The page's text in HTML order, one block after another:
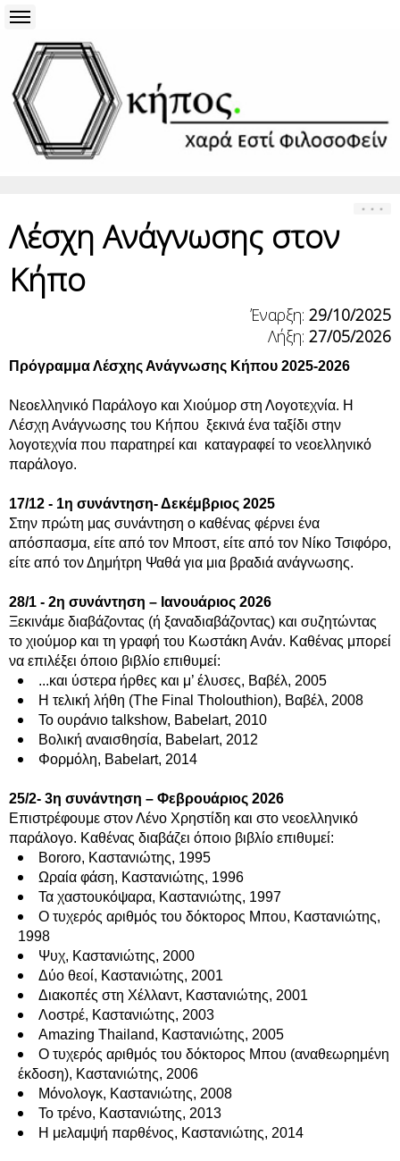
Λέσχη Ανάγνωσης στον
Κήπο
Έναρξη: 29/10/2025
Λήξη: 27/05/2026
Πρόγραμμα Λέσχης Ανάγνωσης Κήπου 2025-2026
Νεοελληνικό Παράλογο και Χιούμορ στη Λογοτεχνία. Η
Λέσχη Ανάγνωσης του Κήπου ξεκινά ένα ταξίδι στην
λογοτεχνία που παρατηρεί και καταγραφεί το νεοελληνικό
παράλογο.
17/12 - 1η συνάντηση- Δεκέμβριος 2025
Στην πρώτη μας συνάντηση ο καθένας φέρνει ένα
απόσπασμα, είτε από τον Μποστ, είτε από τον Νίκο Τσιφόρο,
είτε από τον Δημήτρη Ψαθά για μια βραδιά ανάγνωσης.
28/1 - 2η συνάντηση – Ιανουάριος 2026
Ξεκινάμε διαβάζοντας (ή ξαναδιαβάζοντας) και συζητώντας
το χιούμορ και τη γραφή του Κωστάκη Ανάν. Καθένας μπορεί
να επιλέξει όποιο βιβλίο επιθυμεί:
...και ύστερα ήρθες και μ’ έλυσες, Βαβέλ, 2005
Η τελική λήθη (The Final Tholouthion), Βαβέλ, 2008
Το ουράνιο talkshow, Babelart, 2010
Βολική αναισθησία, Babelart, 2012
Φορμόλη, Babelart, 2014
25/2- 3η συνάντηση – Φεβρουάριος 2026
Επιστρέφουμε στον Λένο Χρηστίδη και στο νεοελληνικό
παράλογο. Καθένας διαβάζει όποιο βιβλίο επιθυμεί:
Bororo, Καστανιώτης, 1995
Ωραία φάση, Καστανιώτης, 1996
Τα χαστουκόψαρα, Καστανιώτης, 1997
Ο τυχερός αριθμός του δόκτορος Μπου, Καστανιώτης,
1998
Ψυχ, Καστανιώτης, 2000
Δύο θεοί, Καστανιώτης, 2001
Διακοπές στη Χέλλαντ, Καστανιώτης, 2001
Λοστρέ, Καστανιώτης, 2003
Amazing Thailand, Καστανιώτης, 2005
Ο τυχερός αριθμός του δόκτορος Μπου (αναθεωρημένη
έκδοση), Καστανιώτης, 2006
Μόνολογκ, Καστανιώτης, 2008
Το τρένο, Καστανιώτης, 2013
Η μελαμψή παρθένος, Καστανιώτης, 2014